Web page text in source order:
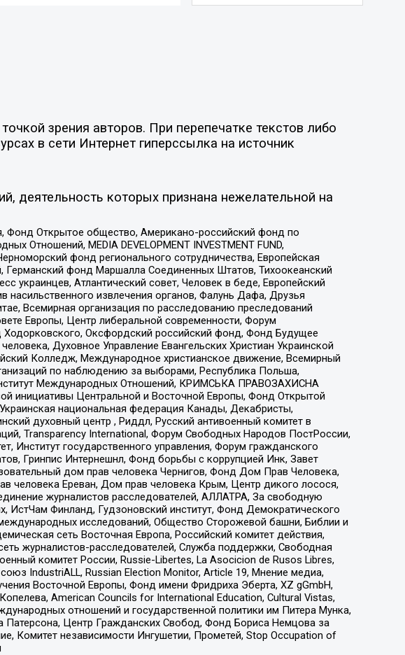
зрения авторов. При перепечатке текстов либо
в сети Интернет гиперссылка на источник
деятельность которых признана нежелательной на
Открытое общество, Американо-российский фонд по
Отношений, MEDIA DEVELOPMENT INVESTMENT FUND,
фонд регионального сотрудничества, Европейская
фонд Маршалла Соединенных Штатов, Тихоокеанский
Атлантический совет, Человек в беде, Европейский
извлечения органов, Фалунь Дафа, Друзья
Всемирная организация по расследованию преследований
Европы, Центр либеральной современности, Форум
Оксфордский российский фонд, Фонд Будущее
Духовное Управление Евангельских Христиан Украинской
Колледж, Международное христианское движение, Всемирный
по наблюдению за выборами, Республика Польша,
Международных Отношений, КРИМСЬКА ПРАВОЗАХИСНА
инициативы Центральной и Восточной Европы, Фонд Открытой
национальная федерация Канады, Декабристы,
духовный центр , Риддл, Русский антивоенный комитет в
Transparеncy International, Форум Свободных Народов ПостРоссии,
Институт государственного управления, Форум гражданского
Гринпис Интернешнл, Фонд борьбы с коррупцией Инк, Завет
дом прав человека Чернигов, Фонд Дом Прав Человека,
человека Ереван, Дом прав человека Крым, Центр дикого лосося,
журналистов расследователей, АЛЛАТРА, За свободную
ИстЧам Финланд, Гудзоновский институт, Фонд Демократического
исследований, Общество Сторожевой башни, Библии и
сеть Восточная Европа, Российский комитет действия,
журналистов-расследователей, Служба поддержки, Свободная
комитет России, Russie-Libertes, La Asocicion de Rusos Libres,
IndustriALL, Russian Election Monitor, Article 19, Мнение медиа,
Восточной Европы, Фонд имени Фридриха Эберта, XZ gGmbH,
American Councils for International Education, Cultural Vistas,
отношений и государственной политики им Питера Мунка,
Центр Гражданских Свобод, Фонд Бориса Немцова за
Комитет независимости Ингушетии, Прометей, Stop Occupation of